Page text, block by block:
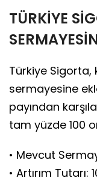
TÜRKİYE
Türkiye Sigorta,
sermayesine
payından
tam yüzde 100
• Mevcut
• Artırım Tutarı: